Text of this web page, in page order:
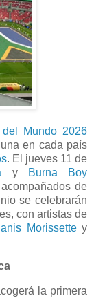
del Mundo 2026
en cada país
. El jueves 11 de
y
Burna Boy
de
se celebrarán
con artistas de
Morissettey
la primera